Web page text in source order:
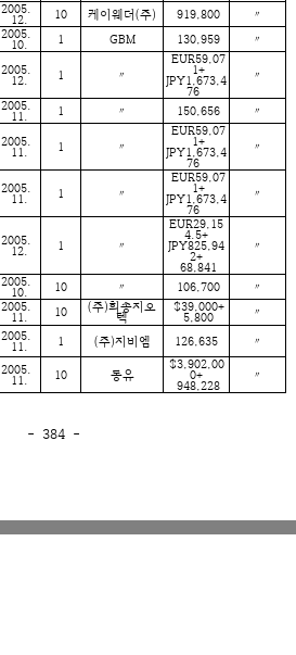
2005.
12. 10 케이웨더(주) 919,800
〃
2005.
10. 1 GBM 130,959 〃
2005.
12. 1 〃
EUR59,07
1+
JPY1,673,4
76
〃
2005.
11. 1 〃 150,656 〃
2005.
11. 1 〃
EUR59,07
1+
JPY1,673,4
76
〃
2005.
11. 1 〃
EUR59,07
1+
JPY1,673,4
76
〃
2005.
12. 1 〃
EUR29,15
4.5+
JPY825,94
2+
68,841
〃
2005.
10. 10 〃 106,700
〃
2005.
11. 10 (주)희송지오
텍
$39,000+
5,800
〃
2005.
11. 1 (주)지비엠 126,635 〃
2005.
11. 10 동유
$3,902,00
0+
948,228
〃
- 384 -